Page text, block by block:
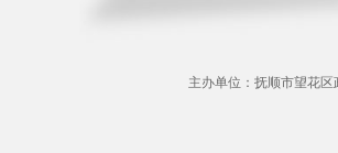
主办单位：抚顺市望花区